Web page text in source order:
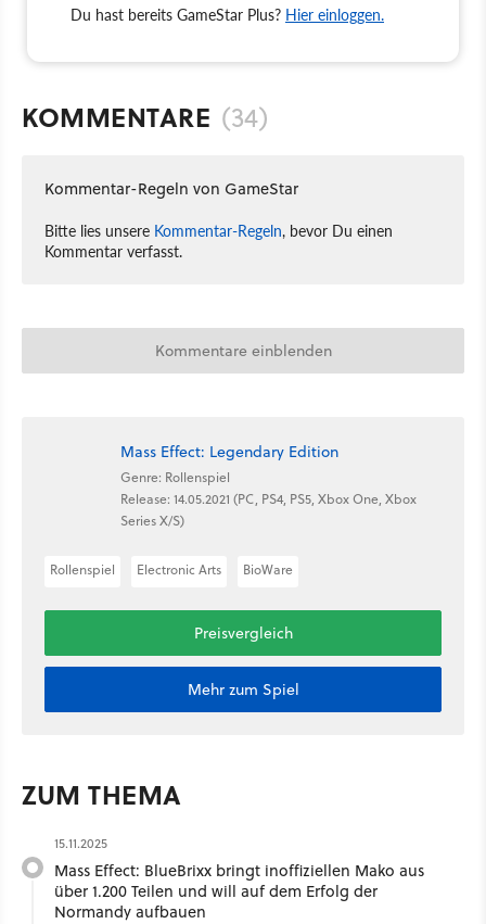
Du hast bereits GameStar Plus? Hier einloggen.
KOMMENTARE (34)
Kommentar-Regeln von GameStar
Bitte lies unsere Kommentar-Regeln, bevor Du einen
Kommentar verfasst.
Kommentare einblenden
Mass Effect: Legendary Edition
Genre: Rollenspiel
Release: 14.05.2021 (PC, PS4, PS5, Xbox One, Xbox
Series X/S)
Rollenspiel Electronic Arts BioWare
Preisvergleich
Mehr zum Spiel
ZUM THEMA
15.11.2025
Mass Effect: BlueBrixx bringt inoffiziellen Mako aus
über 1.200 Teilen und will auf dem Erfolg der
Normandy aufbauen